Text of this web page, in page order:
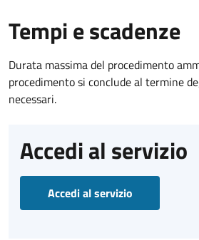
Tempi e scadenze
Durata massima del procedimento
procedimento si conclude al termine
necessari.
Accedi al servizio
Accedi al servizio